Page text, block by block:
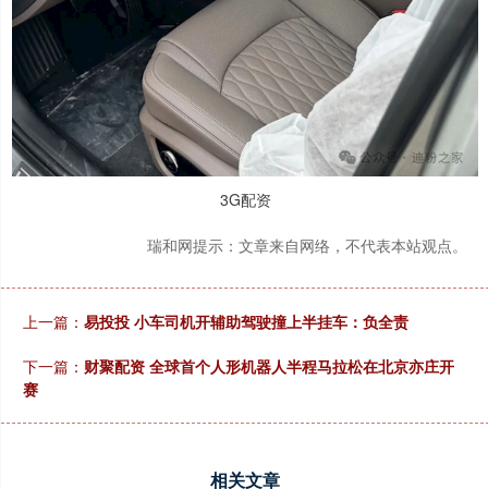
3G配资
瑞和网提示：文章来自网络，不代表本站观点。
上一篇： 易投投 小车司机开辅助驾驶撞上半挂车：负全责
下一篇： 财聚配资 全球首个人形机器人半程马拉松在北京亦庄开
赛
相关文章